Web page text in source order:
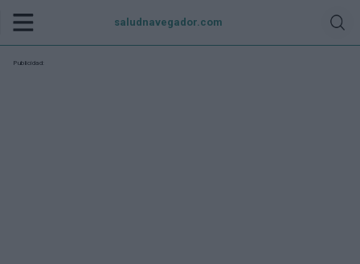
saludnavegador.com
Publicidad: